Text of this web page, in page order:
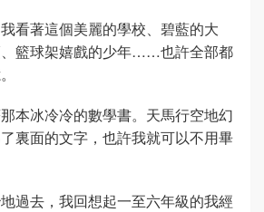
看著這個美麗的學校、碧藍的大
籃球架嬉戲的少年……也許全部都
本冰冷冷的數學書。天馬行空地幻
裏面的文字，也許我就可以不用畢
過去，我回想起一至六年級的我經